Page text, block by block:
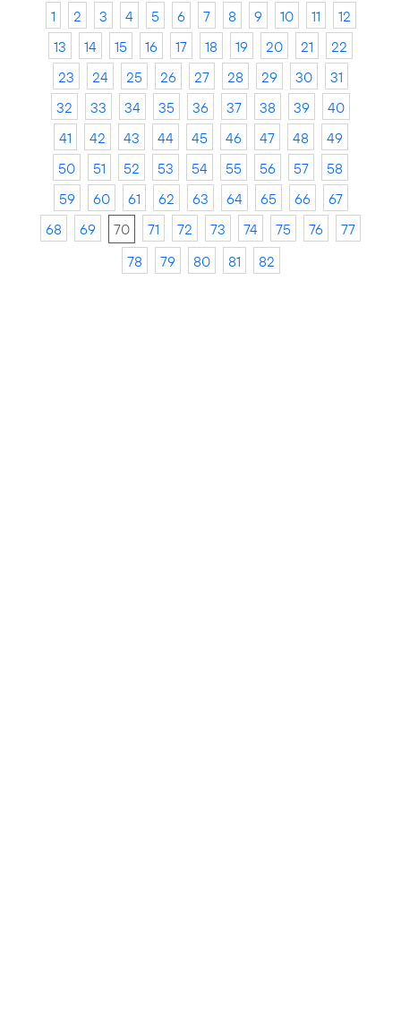
1 2 3 4 5 6 7 8 9 10 11
12
13
14 15 16 17 18 19 20 21
22
23
24 25 26 27 28 29 30
31
32
33 34 35 36 37 38 39
40
41
42 43 44 45 46 47 48
49
50
51 52 53 54 55 56 57
58
59
60 61 62 63 64 65 66
67
68
69 70 71 72 73 74 75 76
77
78
79 80 81 82